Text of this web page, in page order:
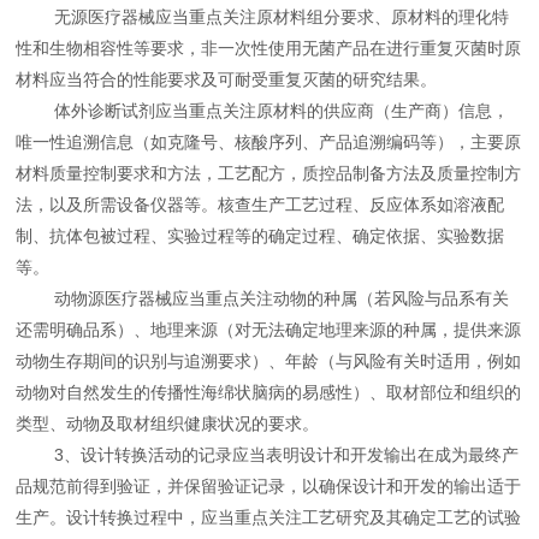
无源医疗器械应当重点关注原材料组分要求、原材料的理化特
性和生物相容性等要求，非一次性使用无菌产品在进行重复灭菌时原
材料应当符合的性能要求及可耐受重复灭菌的研究结果。
体外诊断试剂应当重点关注原材料的供应商（生产商）信息，
唯一性追溯信息（如克隆号、核酸序列、产品追溯编码等），主要原
材料质量控制要求和方法，工艺配方，质控品制备方法及质量控制方
法，以及所需设备仪器等。核查生产工艺过程、反应体系如溶液配
制、抗体包被过程、实验过程等的确定过程、确定依据、实验数据
等。
动物源医疗器械应当重点关注动物的种属（若风险与品系有关
还需明确品系）、地理来源（对无法确定地理来源的种属，提供来源
动物生存期间的识别与追溯要求）、年龄（与风险有关时适用，例如
动物对自然发生的传播性海绵状脑病的易感性）、取材部位和组织的
类型、动物及取材组织健康状况的要求。
3、设计转换活动的记录应当表明设计和开发输出在成为最终产
品规范前得到验证，并保留验证记录，以确保设计和开发的输出适于
生产。设计转换过程中，应当重点关注工艺研究及其确定工艺的试验